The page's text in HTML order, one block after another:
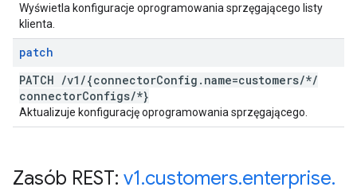
Wyświetla konfiguracje oprogramowania sprzęgającego listy
klienta.
patch
PATCH /v1 /{connectorConfig . name=customers/*/
connectorConfigs/*}
Aktualizuje konfigurację oprogramowania sprzęgającego.
Zasób REST: v1.customers.enterprise.